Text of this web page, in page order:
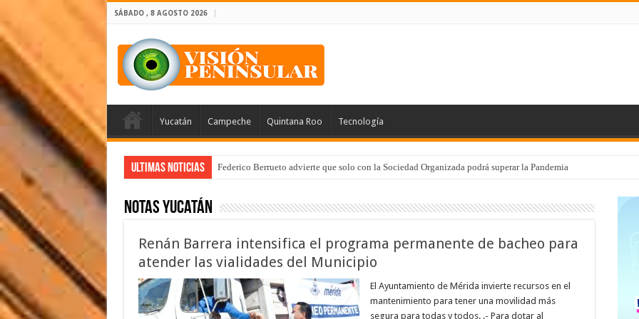
SÁBADO , 8 AGOSTO 2026
Yucatán Campeche Quintana Roo Tecnología
Ultimas Noticias Federico Berrueto advierte que solo con la Sociedad Organizada podrá superar la Pandemia
Notas Yucatán
Renán Barrera intensifica el programa permanente de bacheo para
atender las vialidades del Municipio
El Ayuntamiento de Mérida invierte recursos en el
mantenimiento para tener una movilidad más
segura para todas y todos. .- Para dotar al